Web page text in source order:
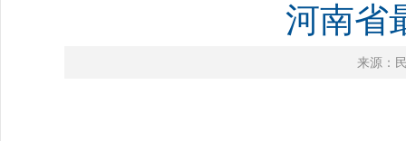
河南省
来源：